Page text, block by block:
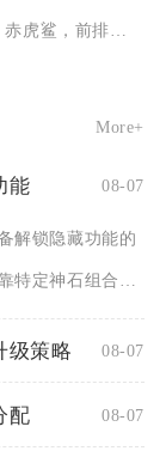
虎鲨，前排承
More+
能 08-07
解锁隐藏功能的
特定神石组合、
隐藏任务
级策略 08-07
配 08-07